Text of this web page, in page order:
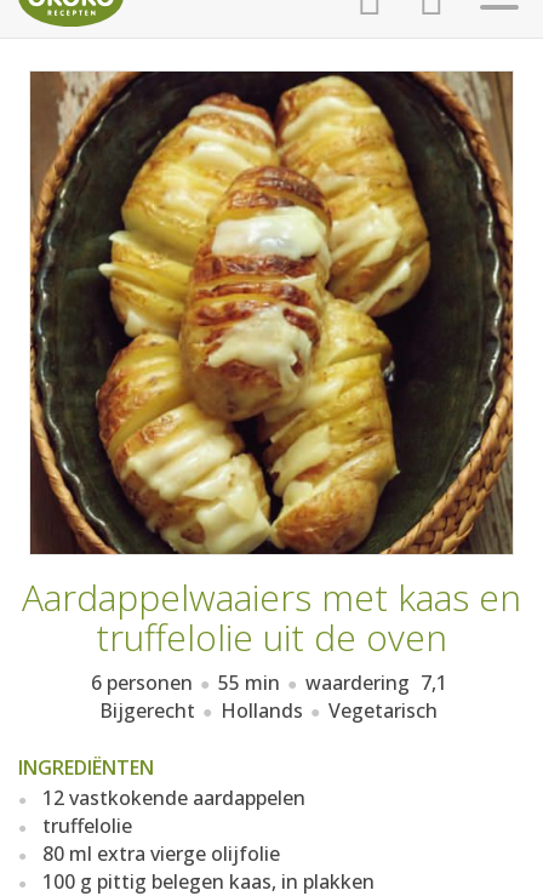
INLOGGEN
AANMELDEN
HOME
RECEPTEN
WEEKMENU'S
KOOKBOEKEN
Aardappelwaaiers met kaas en
truffelolie uit de oven
6 personen 55 min waardering 7,1
Bijgerecht
Hollands Vegetarisch
INGREDIËNTEN
12 vastkokende aardappelen
truffelolie
80 ml extra vierge olijfolie
100 g pittig belegen kaas, in plakken